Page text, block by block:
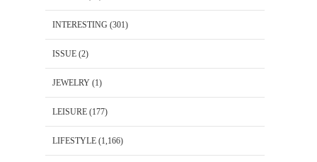
INTERESTING (301)
ISSUE (2)
JEWELRY (1)
LEISURE (177)
LIFESTYLE (1,166)